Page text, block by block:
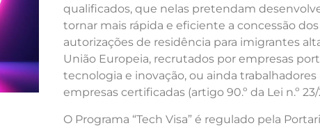
qualificados, que nelas pretendam
tornar mais rápida e eficiente a concessão
autorizações de residência para imigrantes
União Europeia, recrutados por empresas
tecnologia e inovação, ou ainda
empresas certificadas (artigo 90.º da Lei n.º
O Programa “Tech Visa” é regulado pela